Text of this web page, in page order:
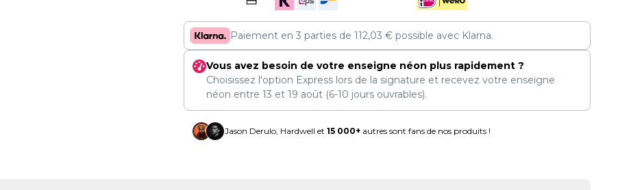
Paiement en 3 parties de112,03€ possible avec Klarna.
Vous avez besoin de votre enseigne néon plus rapidement ?
Choisissez l'option Express lors de la signature et recevez votre enseigne
néon entre 13 et 19 août(6-10 jours ouvrables).
Jason Derulo, Hardwell et 15 000+autres sont fans de nos produits !